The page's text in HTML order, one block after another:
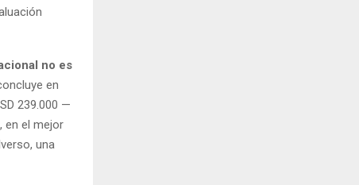
no es
en
239.000 —
en el mejor
una